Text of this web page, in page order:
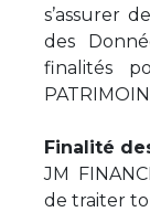
s’assurer
des
finalités
Finalité
JM
de traiter